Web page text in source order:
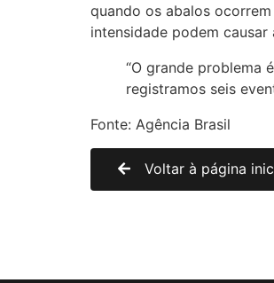
quando os abalos
intensidade podem
“O grande problema
registramos seis
Fonte: Agência Brasil
Voltar à página